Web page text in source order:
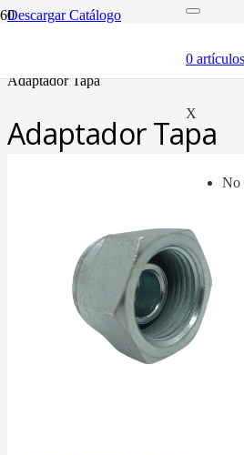
0 artículos
X
No
Descargar Catálogo
adaptador tapa
Adaptador Tapa